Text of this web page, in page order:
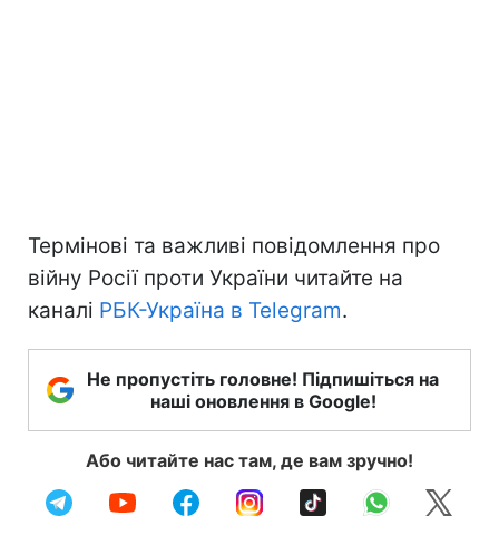
Термінові та важливі повідомлення про
війну Росії проти України читайте на
каналі РБК-Україна в Telegram.
Не пропустіть головне! Підпишіться на
наші оновлення в Google!
Або читайте нас там, де вам зручно!